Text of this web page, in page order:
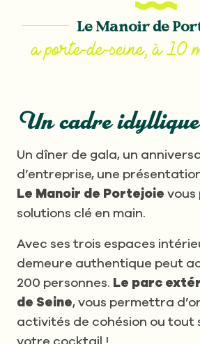
Le Manoir de
a porte-de-seine, à 10
Un cadre idyllique
Un dîner de gala, un
d’entreprise, une
Le Manoir de Portejoie vous
solutions clé en main.
Avec ses trois espaces
demeure authentique peut
200 personnes. Le parc
de Seine, vous permettra
activités de cohésion ou tout